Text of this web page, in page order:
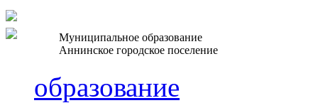
Муниципальное образование
Аннинское городское поселение
образование